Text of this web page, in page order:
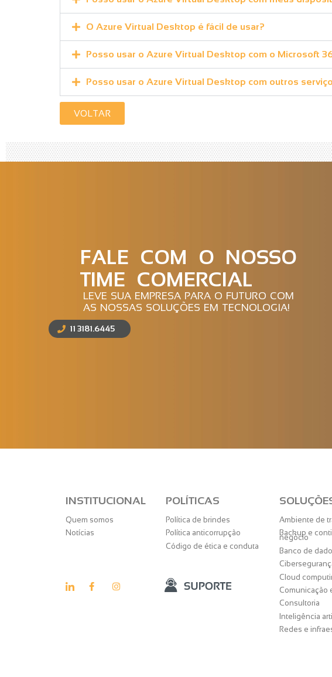
O Azure Virtual Desktop é fácil de usar?
Posso usar o Azure Virtual Desktop com o Microsoft
Posso usar o Azure Virtual Desktop com outros
VOLTAR
FALE COM O NOSSO
TIME COMERCIAL
LEVE SUA EMPRESA PARA O FUTURO COM
AS NOSSAS SOLUÇÕES EM TECNOLOGIA!
11 3181.6445
INSTITUCIONAL
Quem somos
Notícias
POLÍTICAS
Política de brindes
Política anticorrupção
Código de ética e conduta
Ambiente de
Backup e
negócio
Banco de
Cloud
Comunicação
Consultoria
Inteligência
Redes e